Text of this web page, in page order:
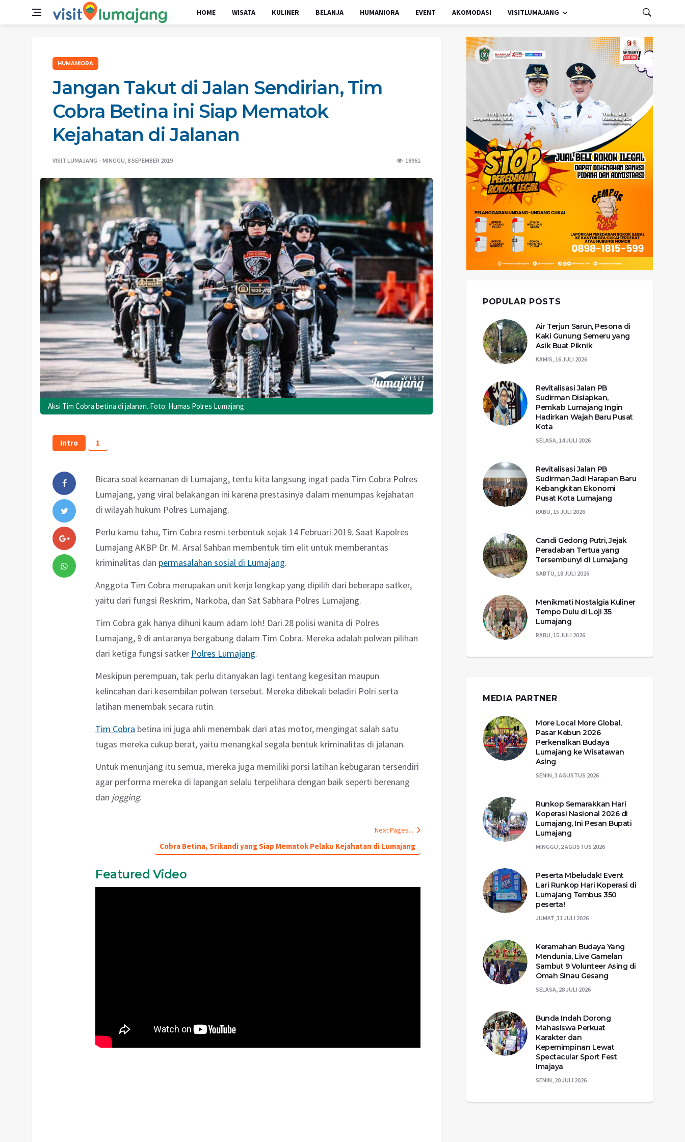
HOME WISATA KULINER BELANJA HUMANIORA EVENT AKOMODASI VISITLUMAJANG
HUMANIORA
Jangan Takut di Jalan Sendirian, Tim
Cobra Betina ini Siap Mematok
Kejahatan di Jalanan
VISIT LUMAJANG MINGGU, 8 SEPEMBER 2019 18961
Aksi Tim Cobra betina di jalanan. Foto: Humas Polres Lumajang
Intro 1
Bicara soal keamanan di Lumajang, tentu kita langsung ingat pada Tim Cobra Polres
Lumajang, yang viral belakangan ini karena prestasinya dalam menumpas kejahatan
di wilayah hukum Polres Lumajang.
Perlu kamu tahu, Tim Cobra resmi terbentuk sejak 14 Februari 2019. Saat Kapolres
Lumajang AKBP Dr. M. Arsal Sahban membentuk tim elit untuk memberantas
kriminalitas dan permasalahan sosial di Lumajang.
Anggota Tim Cobra merupakan unit kerja lengkap yang dipilih dari beberapa satker,
yaitu dari fungsi Reskrim, Narkoba, dan Sat Sabhara Polres Lumajang.
Tim Cobra gak hanya dihuni kaum adam loh! Dari 28 polisi wanita di Polres
Lumajang, 9 di antaranya bergabung dalam Tim Cobra. Mereka adalah polwan pilihan
dari ketiga fungsi satker Polres Lumajang.
Meskipun perempuan, tak perlu ditanyakan lagi tentang kegesitan maupun
kelincahan dari kesembilan polwan tersebut. Mereka dibekali beladiri Polri serta
latihan menembak secara rutin.
Tim Cobra betina ini juga ahli menembak dari atas motor, mengingat salah satu
tugas mereka cukup berat, yaitu menangkal segala bentuk kriminalitas di jalanan.
Untuk menunjang itu semua, mereka juga memiliki porsi latihan kebugaran tersendiri
agar performa mereka di lapangan selalu terpelihara dengan baik seperti berenang
dan jogging.
Next Pages...
Cobra Betina, Srikandi yang Siap Mematok Pelaku Kejahatan di Lumajang
Featured Video
POPULAR POSTS
Air Terjun Sarun, Pesona di
Kaki Gunung Semeru yang
Asik Buat Piknik
KAMIS, 16 JULI 2026
Revitalisasi Jalan PB
Sudirman Disiapkan,
Pemkab Lumajang Ingin
Hadirkan Wajah Baru Pusat
Kota
SELASA, 14 JULI 2026
Revitalisasi Jalan PB
Sudirman Jadi Harapan Baru
Kebangkitan Ekonomi
Pusat Kota Lumajang
RABU, 15 JULI 2026
Candi Gedong Putri, Jejak
Peradaban Tertua yang
Tersembunyi di Lumajang
SABTU, 18 JULI 2026
Menikmati Nostalgia Kuliner
Tempo Dulu di Loji 35
Lumajang
RABU, 15 JULI 2026
MEDIA PARTNER
More Local More Global,
Pasar Kebun 2026
Perkenalkan Budaya
Lumajang ke Wisatawan
Asing
SENIN, 3 AGUSTUS 2026
Runkop Semarakkan Hari
Koperasi Nasional 2026 di
Lumajang, Ini Pesan Bupati
Lumajang
MINGGU, 2 AGUSTUS 2026
Peserta Mbeludak! Event
Lari Runkop Hari Koperasi di
Lumajang Tembus 350
peserta!
JUMAT, 31 JULI 2026
Keramahan Budaya Yang
Mendunia, Live Gamelan
Sambut 9 Volunteer Asing di
Omah Sinau Gesang
SELASA, 28 JULI 2026
Bunda Indah Dorong
Mahasiswa Perkuat
Karakter dan
Kepemimpinan Lewat
Spectacular Sport Fest
Imajaya
SENIN, 20 JULI 2026